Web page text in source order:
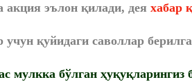
акция эълон қилади, дея хабар
қуйидаги саволлар
мулкка бўлган ҳуқуқларингиз